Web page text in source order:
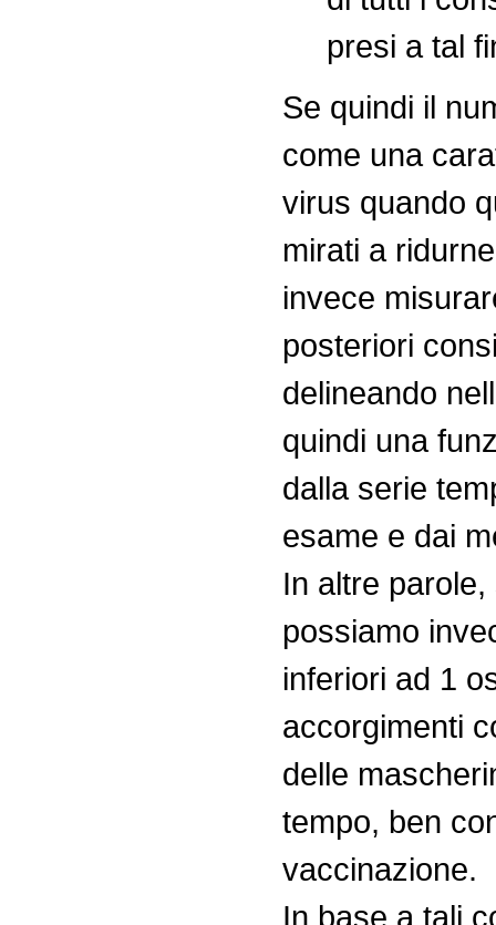
presi a tal
Se quindi il
come una
virus quando
mirati a
invece
posteriori
delineando
quindi una
dalla serie
esame e dai
In altre
possiamo
inferiori ad 1
accorgimenti
delle
tempo, ben
vaccinazione.
In base a tali